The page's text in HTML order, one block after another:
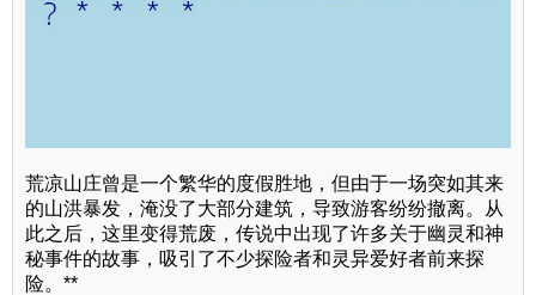
荒凉山庄曾是一个繁华的度假胜地，但由于一场突如其来
的山洪暴发，淹没了大部分建筑，导致游客纷纷撤离。从
此之后，这里变得荒废，传说中出现了许多关于幽灵和神
秘事件的故事，吸引了不少探险者和灵异爱好者前来探
险。**